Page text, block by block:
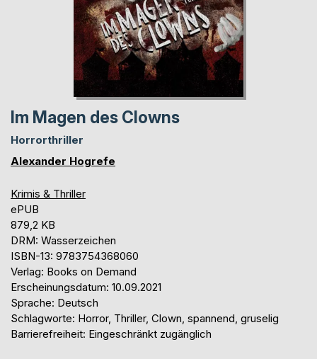
Im Magen des Clowns
Horrorthriller
Alexander Hogrefe
Krimis & Thriller
ePUB
879,2 KB
DRM: Wasserzeichen
ISBN-13: 9783754368060
Verlag: Books on Demand
Erscheinungsdatum: 10.09.2021
Sprache: Deutsch
Schlagworte: Horror, Thriller, Clown, spannend, gruselig
Barrierefreiheit: Eingeschränkt zugänglich